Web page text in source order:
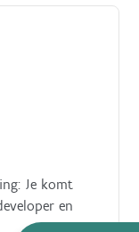
Je komt
en